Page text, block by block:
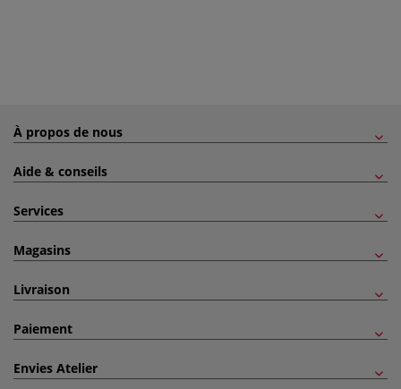
À propos de nous
Aide & conseils
Services
Magasins
Livraison
Paiement
Envies Atelier